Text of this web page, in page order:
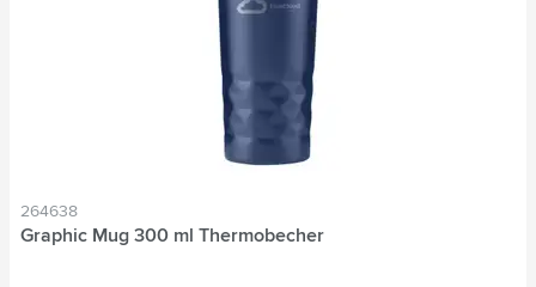
264638
Graphic Mug 300 ml Thermobecher